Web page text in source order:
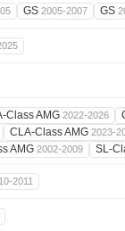
GS 2005-2007 GS
Class AMG 2022-2026
CLA-Class AMG 2023-
AMG 2002-2009 SL-
2011